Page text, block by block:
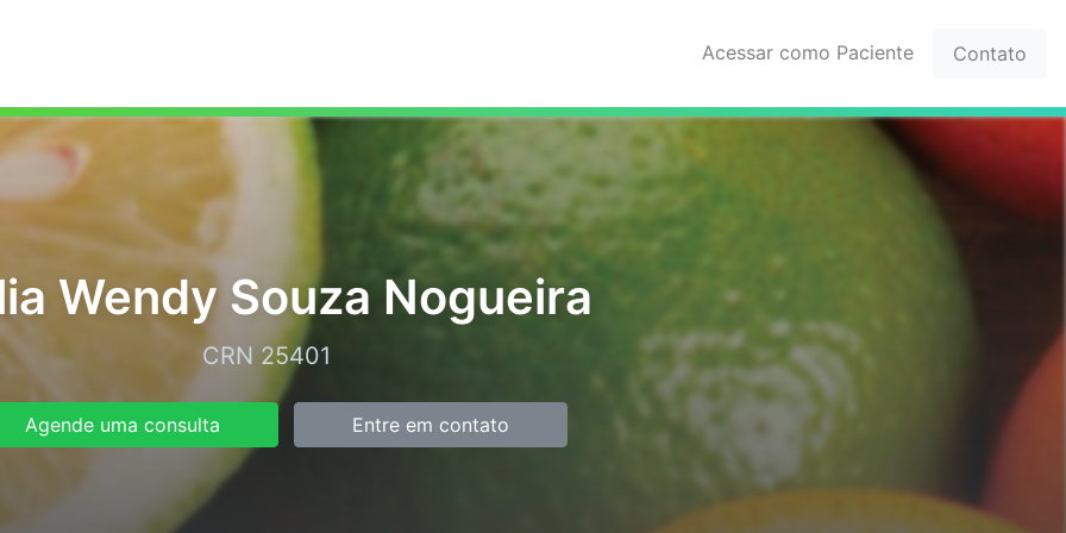
Acessar como Paciente Contato
Wendy Souza Nogueira
CRN 25401
Agende uma consulta Entre em contato